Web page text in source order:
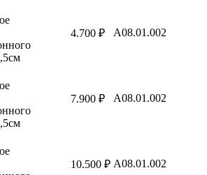
4.700 ₽ A08.01.002
7.900 ₽ A08.01.002
10.500 ₽ A08.01.002